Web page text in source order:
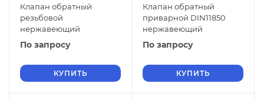
Клапан обратный
резьбовой
нержавеющий
По запросу
КУПИТЬ
Клапан обратный
приварной DIN11850
нержавеющий
По запросу
КУПИТЬ